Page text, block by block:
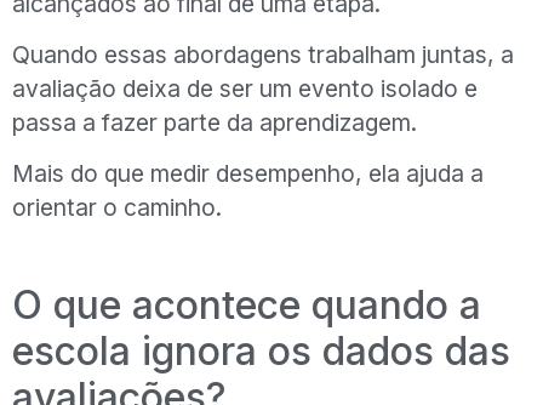
Quando essas abordagens trabalham juntas, a
avaliação deixa de ser um evento isolado e
passa a fazer parte da aprendizagem.
Mais do que medir desempenho, ela ajuda a
orientar o caminho.
O que acontece quando a
escola ignora os dados das